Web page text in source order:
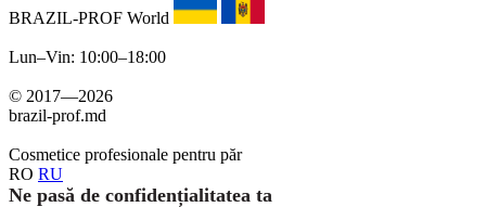
BRAZIL-PROF World
Lun–Vin: 10:00–18:00
© 2017—2026
brazil-prof.md
Cosmetice profesionale pentru păr
RO RU
Ne pasă de confidențialitatea ta